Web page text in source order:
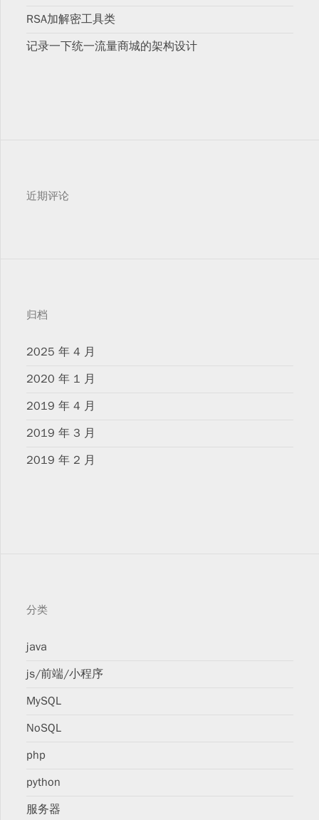
RSA加解密工具类
记录一下统一流量商城的架构设计
近期评论
归档
2025 年 4 月
2020 年 1 月
2019 年 4 月
2019 年 3 月
2019 年 2 月
分类
java
js/前端/小程序
MySQL
NoSQL
php
python
服务器